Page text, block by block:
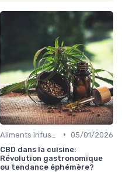
• 05/01/2026
CBD dans la cuisine:
Révolution gastronomique
ou tendance éphémère?